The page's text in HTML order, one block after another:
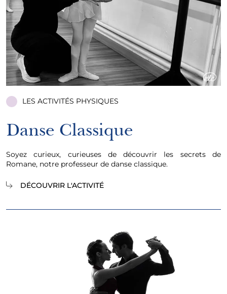
LES ACTIVITÉS PHYSIQUES
Danse Classique
Soyez curieux, curieuses de découvrir les secrets de
Romane, notre professeur de danse classique.
DÉCOUVRIR L'ACTIVITÉ